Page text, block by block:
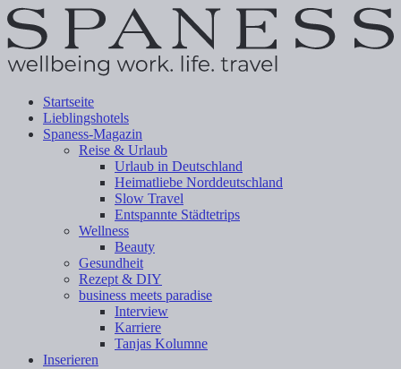
Startseite
Lieblingshotels
Spaness-Magazin
Reise & Urlaub
Urlaub in Deutschland
Heimatliebe Norddeutschland
Slow Travel
Entspannte Städtetrips
Wellness
Beauty
Gesundheit
Rezept & DIY
business meets paradise
Interview
Karriere
Tanjas Kolumne
Inserieren